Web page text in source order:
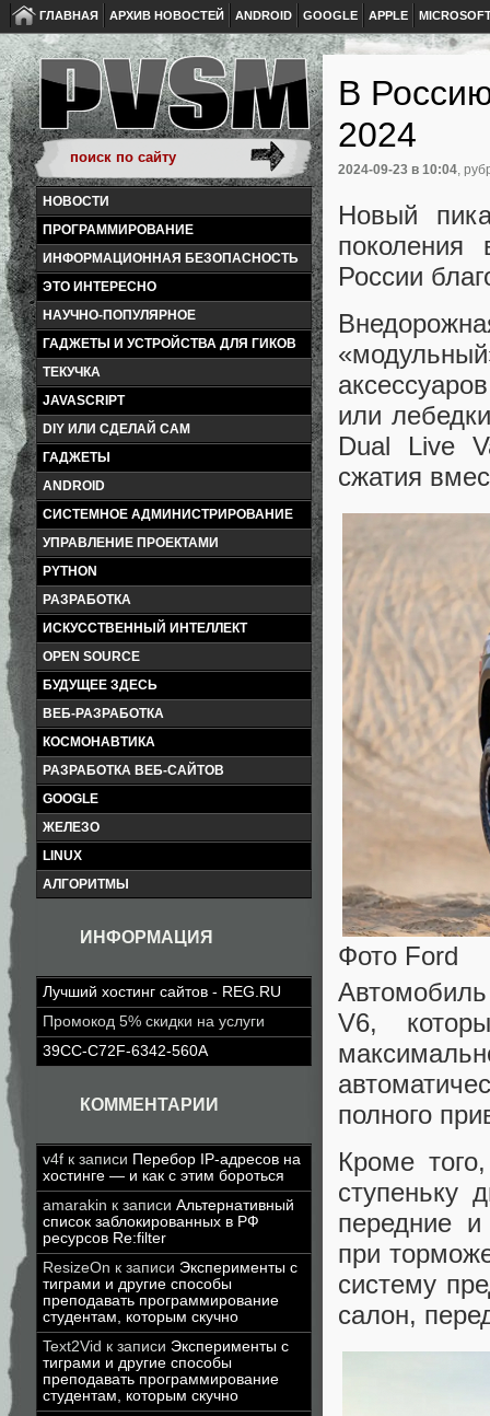
ГЛАВНАЯ АРХИВ НОВОСТЕЙ ANDROID GOOGLE APPLE
НОВОСТИ
ПРОГРАММИРОВАНИЕ
ИНФОРМАЦИОННАЯ БЕЗОПАСНОСТЬ
ЭТО ИНТЕРЕСНО
НАУЧНО-ПОПУЛЯРНОЕ
ГАДЖЕТЫ И УСТРОЙСТВА ДЛЯ ГИКОВ
ТЕКУЧКА
JAVASCRIPT
DIY ИЛИ СДЕЛАЙ САМ
ГАДЖЕТЫ
ANDROID
СИСТЕМНОЕ АДМИНИСТРИРОВАНИЕ
УПРАВЛЕНИЕ ПРОЕКТАМИ
PYTHON
РАЗРАБОТКА
ИСКУССТВЕННЫЙ ИНТЕЛЛЕКТ
OPEN SOURCE
БУДУЩЕЕ ЗДЕСЬ
ВЕБ-РАЗРАБОТКА
КОСМОНАВТИКА
РАЗРАБОТКА ВЕБ-САЙТОВ
GOOGLE
ЖЕЛЕЗО
LINUX
АЛГОРИТМЫ
ИНФОРМАЦИЯ
Лучший хостинг сайтов - REG.RU
Промокод 5% скидки на услуги
39CC-C72F-6342-560A
КОММЕНТАРИИ
v4f к записи Перебор IP-адресов на
хостинге — и как с этим бороться
amarakin к записи Альтернативный
список заблокированных в РФ
ресурсов Re:filter
ResizeOn к записи Эксперименты с
тиграми и другие способы
преподавать программирование
студентам, которым скучно
Text2Vid к записи Эксперименты с
тиграми и другие способы
преподавать программирование
студентам, которым скучно
В
2024
2024-09-23 в 10:04,
Новый
поколения
России
или
Dual Live
сжатия
Фото Ford
V6,
полного
Кроме
ступеньку
передние
при
систему
салон,